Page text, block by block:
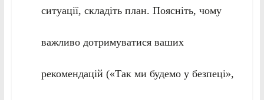
ситуації, складіть план. Поясніть, чому
важливо дотримуватися ваших
рекомендацій («Так ми будемо у безпеці»,